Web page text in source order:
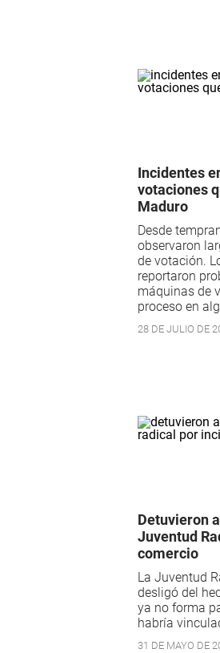
Incidentes
votaciones
Maduro
Desde
observaron
de votación.
reportaron
máquinas de
proceso en
28 DE JULIO DE
Detuvieron
Juventud
comercio
La Juventud
desligó del
ya no forma
habría
31 DE MAYO DE